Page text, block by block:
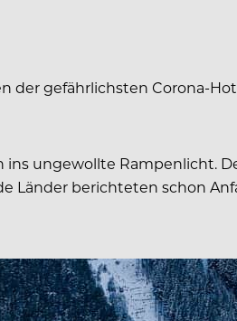
der gefährlichsten Corona-
ins ungewollte Rampenlicht.
Länder berichteten schon